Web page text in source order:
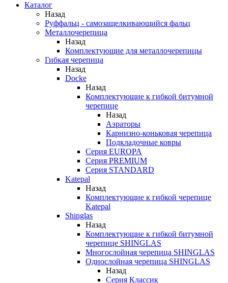
Каталог
Назад
Руффальц - самозащелкивающийся фальц
Металлочерепица
Назад
Комплектующие для металлочерепицы
Гибкая черепица
Назад
Docke
Назад
Комплектующие к гибкой битумной
черепице
Назад
Аэраторы
Карнизно-коньковая черепица
Подкладочные ковры
Серия EUROPA
Серия PREMIUM
Серия STANDARD
Katepal
Назад
Комплектующие к гибкой черепице
Katepal
Shinglas
Назад
Комплектующие к гибкой битумной
черепице SHINGLAS
Многослойная черепица SHINGLAS
Однослойная черепица SHINGLAS
Назад
Серия Классик